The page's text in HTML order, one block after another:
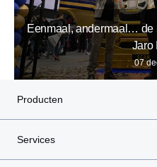
Eenmaal, andermaal… de
Jaro
07
Producten
Services